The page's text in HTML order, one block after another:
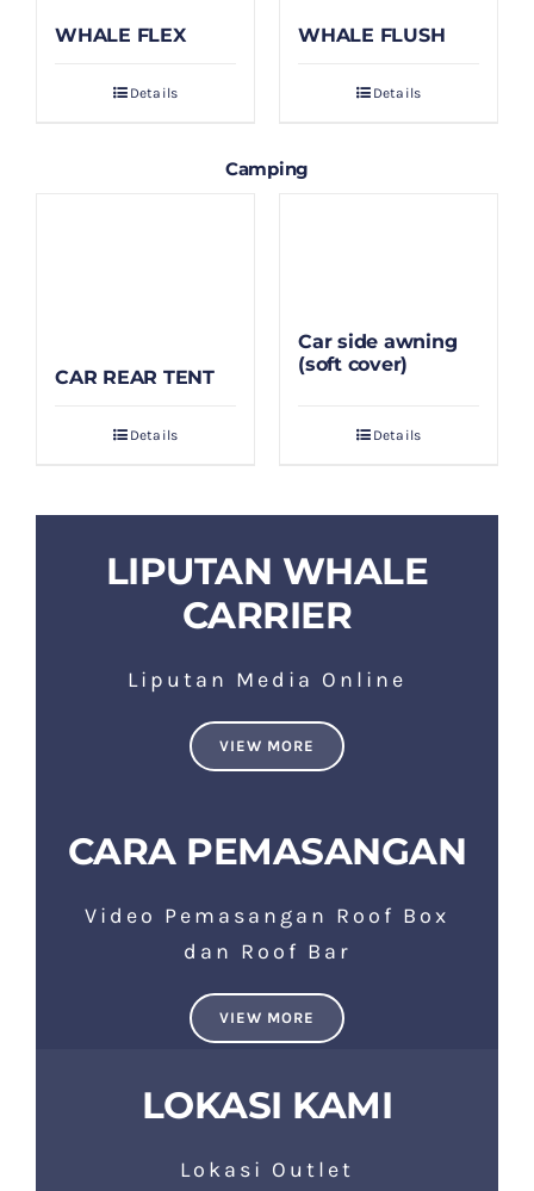
WHALE FLEX
Details
WHALE FLUSH
Details
Camping
CAR REAR TENT
Details
Car side awning
(soft cover)
Details
LIPUTAN WHALE
CARRIER
Liputan Media Online
VIEW MORE
CARA PEMASANGAN
Video Pemasangan Roof Box
dan Roof Bar
VIEW MORE
LOKASI KAMI
Lokasi Outlet